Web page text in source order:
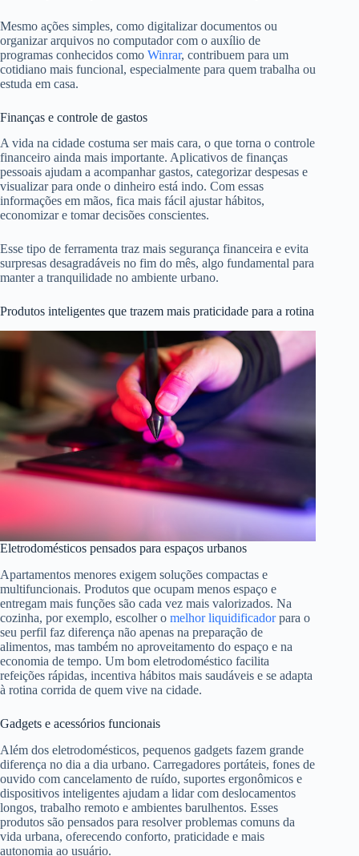
Mesmo ações simples, como digitalizar documentos ou
organizar arquivos no computador com o auxílio de
programas conhecidos como Winrar, contribuem para um
cotidiano mais funcional, especialmente para quem trabalha ou
estuda em casa.
Finanças e controle de gastos
A vida na cidade costuma ser mais cara, o que torna o controle
financeiro ainda mais importante. Aplicativos de finanças
pessoais ajudam a acompanhar gastos, categorizar despesas e
visualizar para onde o dinheiro está indo. Com essas
informações em mãos, fica mais fácil ajustar hábitos,
economizar e tomar decisões conscientes.
Esse tipo de ferramenta traz mais segurança financeira e evita
surpresas desagradáveis no fim do mês, algo fundamental para
manter a tranquilidade no ambiente urbano.
Produtos inteligentes que trazem mais praticidade para a rotina
Eletrodomésticos pensados para espaços urbanos
Apartamentos menores exigem soluções compactas e
multifuncionais. Produtos que ocupam menos espaço e
entregam mais funções são cada vez mais valorizados. Na
cozinha, por exemplo, escolher o melhor liquidificadorpara o
seu perfil faz diferença não apenas na preparação de
alimentos, mas também no aproveitamento do espaço e na
economia de tempo. Um bom eletrodoméstico facilita
refeições rápidas, incentiva hábitos mais saudáveis e se adapta
à rotina corrida de quem vive na cidade.
Gadgets e acessórios funcionais
Além dos eletrodomésticos, pequenos gadgets fazem grande
diferença no dia a dia urbano. Carregadores portáteis, fones de
ouvido com cancelamento de ruído, suportes ergonômicos e
dispositivos inteligentes ajudam a lidar com deslocamentos
longos, trabalho remoto e ambientes barulhentos. Esses
produtos são pensados para resolver problemas comuns da
vida urbana, oferecendo conforto, praticidade e mais
autonomia ao usuário.